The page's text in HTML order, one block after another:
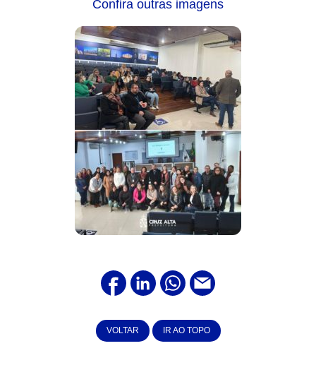
Confira outras imagens
VOLTAR IR AO TOPO